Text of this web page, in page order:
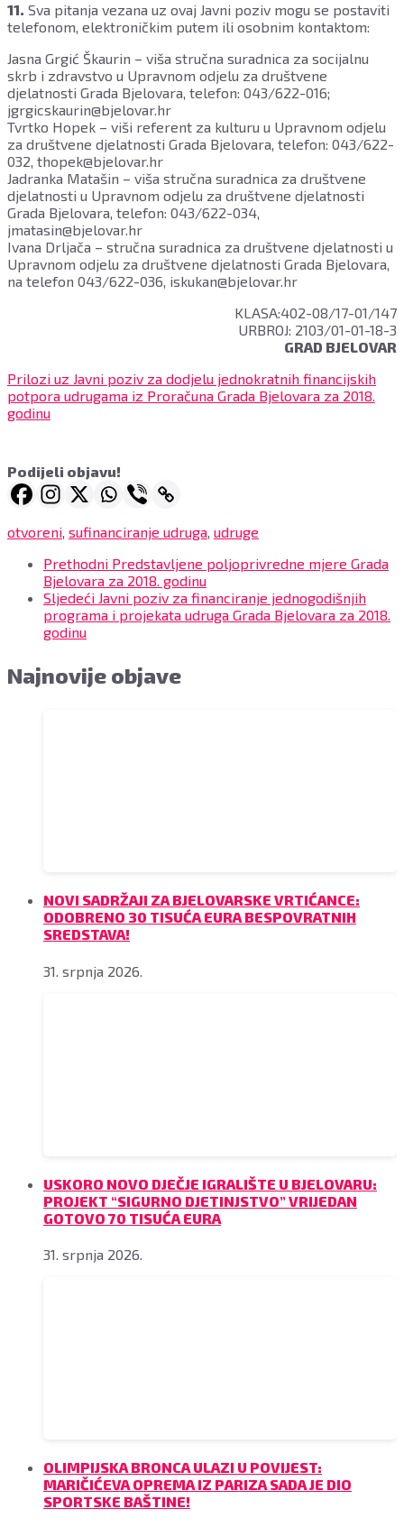
11. Sva pitanja vezana uz ovaj Javni poziv mogu se postaviti
telefonom, elektroničkim putem ili osobnim kontaktom:
Jasna Grgić Škaurin – viša stručna suradnica za socijalnu
skrb i zdravstvo u Upravnom odjelu za društvene
djelatnosti Grada Bjelovara, telefon: 043/622-016;
jgrgicskaurin@bjelovar.hr
Tvrtko Hopek – viši referent za kulturu u Upravnom odjelu
za društvene djelatnosti Grada Bjelovara, telefon: 043/622-
032, thopek@bjelovar.hr
Jadranka Matašin – viša stručna suradnica za društvene
djelatnosti u Upravnom odjelu za društvene djelatnosti
Grada Bjelovara, telefon: 043/622-034,
jmatasin@bjelovar.hr
Ivana Drljača – stručna suradnica za društvene djelatnosti u
Upravnom odjelu za društvene djelatnosti Grada Bjelovara,
na telefon 043/622-036, iskukan@bjelovar.hr
KLASA:402-08/17-01/147
URBROJ: 2103/01-01-18-3
GRAD BJELOVAR
Prilozi uz Javni poziv za dodjelu jednokratnih financijskih
potpora udrugama iz Proračuna Grada Bjelovara za 2018.
godinu
Podijeli objavu!
otvoreni, sufinanciranje udruga, udruge
Prethodni Predstavljene poljoprivredne mjere Grada
Bjelovara za 2018. godinu
Sljedeći Javni poziv za financiranje jednogodišnjih
programa i projekata udruga Grada Bjelovara za 2018.
godinu
Najnovije objave
NOVI SADRŽAJI ZA BJELOVARSKE VRTIĆANCE:
ODOBRENO 30 TISUĆA EURA BESPOVRATNIH
SREDSTAVA!
31. srpnja 2026.
USKORO NOVO DJEČJE IGRALIŠTE U BJELOVARU:
PROJEKT “SIGURNO DJETINJSTVO” VRIJEDAN
GOTOVO 70 TISUĆA EURA
31. srpnja 2026.
OLIMPIJSKA BRONCA ULAZI U POVIJEST:
MARIČIĆEVA OPREMA IZ PARIZA SADA JE DIO
SPORTSKE BAŠTINE!